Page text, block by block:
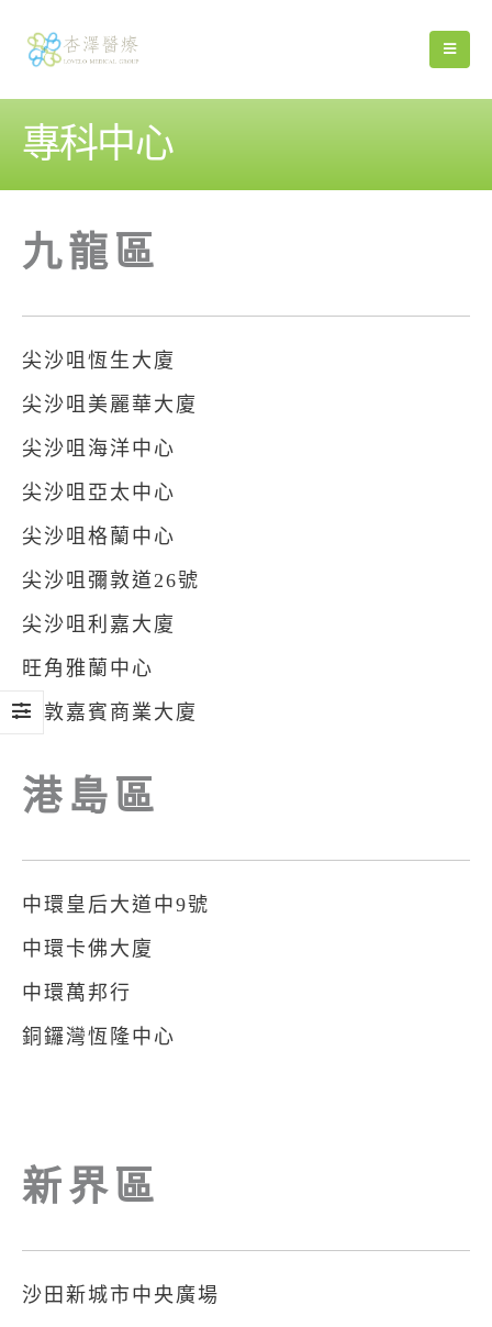
專科中心
九龍區
尖沙咀恆生大廈
尖沙咀美麗華大廈
尖沙咀海洋中心
尖沙咀亞太中心
尖沙咀格蘭中心
尖沙咀彌敦道26號
尖沙咀利嘉大廈
旺角雅蘭中心
佐敦嘉賓商業大廈
港島區
中環皇后大道中9號
中環卡佛大廈
中環萬邦行
銅鑼灣恆隆中心
新界區
沙田新城市中央廣場